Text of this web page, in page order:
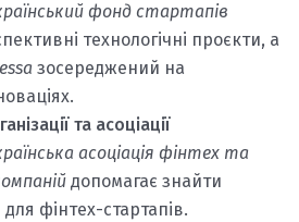
фонд стартапів
технологічні проєкти, а
зосереджений на
та асоціації
асоціація фінтех та
допомагає знайти
фінтех-стартапів.